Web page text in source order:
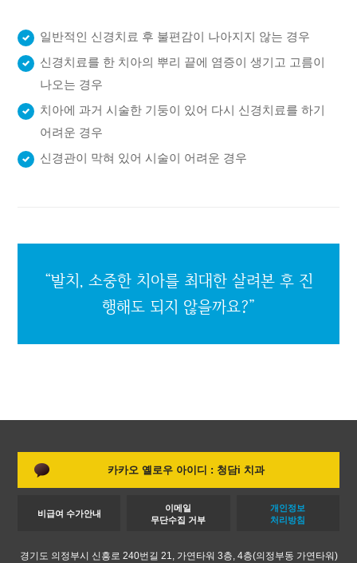
일반적인 신경치료 후 불편감이 나아지지 않는 경우
신경치료를 한 치아의 뿌리 끝에 염증이 생기고 고름이
나오는 경우
치아에 과거 시술한 기둥이 있어 다시 신경치료를 하기
어려운 경우
신경관이 막혀 있어 시술이 어려운 경우
“발치, 소중한 치아를 최대한 살려본 후 진
행해도 되지 않을까요?”
카카오 옐로우 아이디 : 청담i 치과
비급여 수가안내
이메일
무단수집 거부
개인정보
처리방침
경기도 의정부시 신흥로 240번길 21, 가연타워 3층, 4층(의정부동 가연타워)